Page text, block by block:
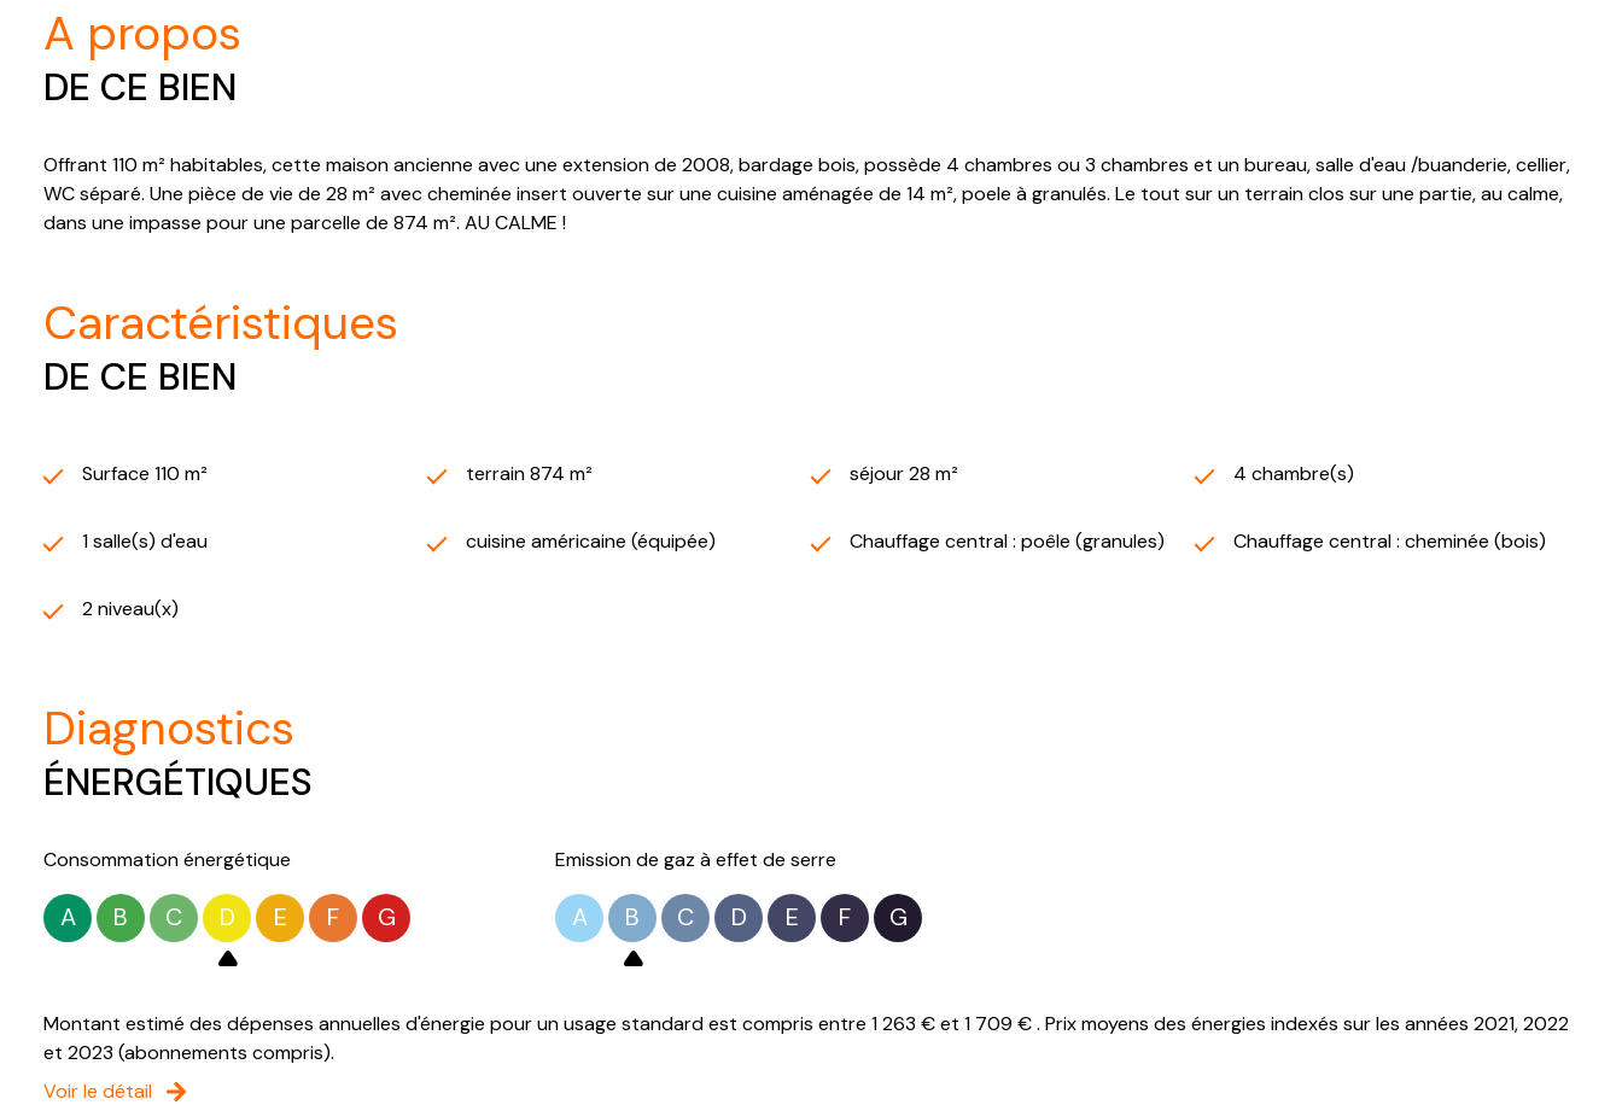
a propos
DE CE BIEN
Offrant 110 m² habitables, cette maison ancienne avec une extension de 2008, bardage bois, possède 4 chambres ou 3 chambres et un bureau, salle d'eau /buanderie, cellier,
WC séparé. Une pièce de vie de 28 m² avec cheminée insert ouverte sur une cuisine aménagée de 14 m², poele à granulés. Le tout sur un terrain clos sur une partie, au calme,
dans une impasse pour une parcelle de 874 m². AU CALME !
caractéristiques
DE CE BIEN
Surface 110 m² terrain 874 m² séjour 28 m² 4 chambre(s)
1 salle(s) d'eau cuisine américaine (équipée) Chauffage central : poêle (granules) Chauffage central : cheminée (bois)
2 niveau(x)
diagnostics
ÉNERGÉTIQUES
Consommation énergétique
A B C D E F G
Emission de gaz à effet de serre
A B C D E F G
Montant estimé des dépenses annuelles d'énergie pour un usage standard est compris entre 1 263 € et 1 709 € . Prix moyens des énergies indexés sur les années 2021, 2022
et 2023 (abonnements compris).
Voir le détail